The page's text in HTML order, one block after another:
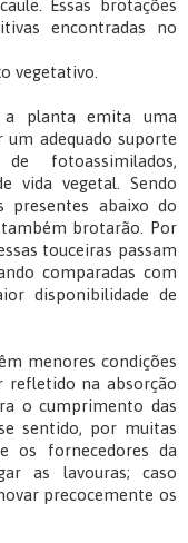
Essas brotações
encontradas no
vegetativo.
a planta emita uma
adequado suporte
fotoassimilados,
vida vegetal. Sendo
presentes abaixo do
brotarão. Por
touceiras passam
comparadas com
disponibilidade de
menores condições
refletido na absorção
o cumprimento das
sentido, por muitas
os fornecedores da
as lavouras; caso
precocemente os